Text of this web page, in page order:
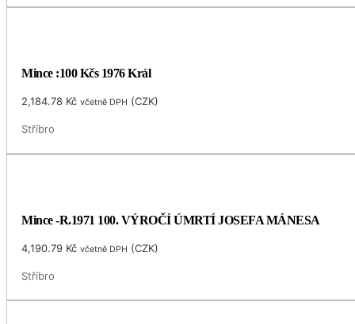
Mince :100 Kčs 1976 Král
2,184.78 Kč včetně DPH (CZK)
Stříbro
Mince -R.1971 100. VÝROČÍ ÚMRTÍ JOSEFA MÁNESA
4,190.79 Kč včetně DPH (CZK)
Stříbro